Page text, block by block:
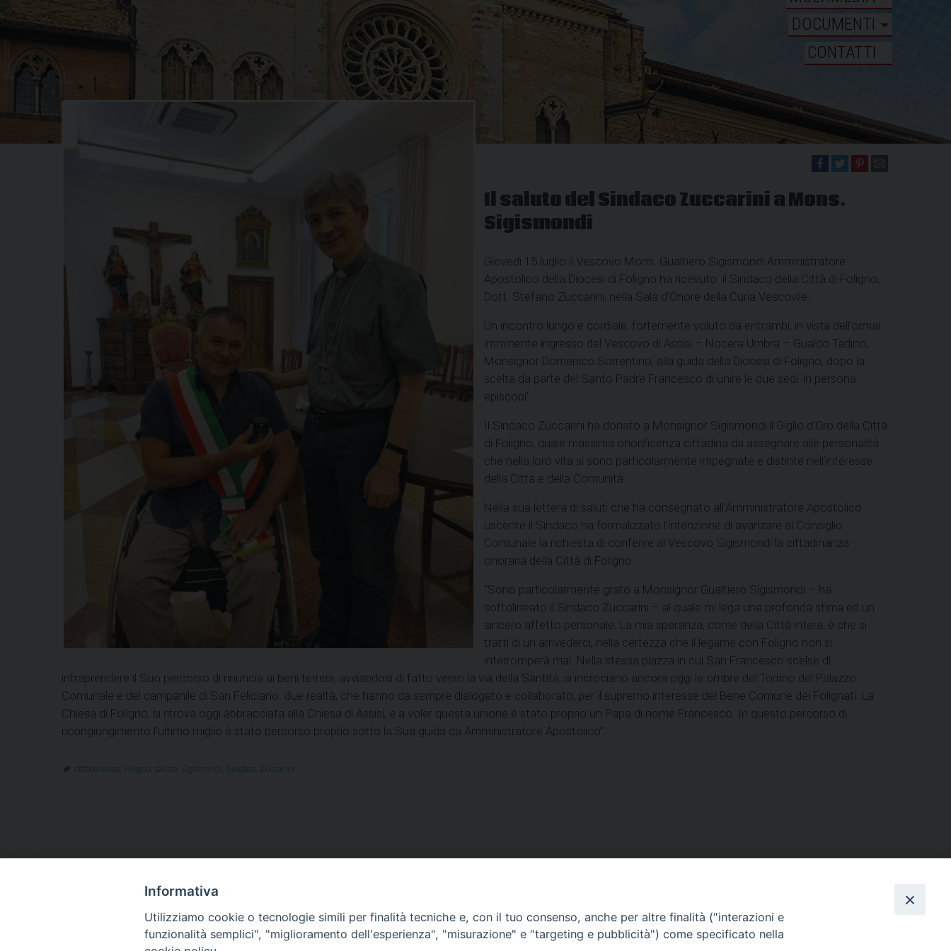
DOCUMENTI
CONTATTI
Il saluto del Sindaco Zuccarini a Mons.
Sigismondi
Giovedì 15 luglio il Vescovo Mons. Gualtiero Sigismondi Amministratore
Apostolico della Diocesi di Foligno ha ricevuto il Sindaco della Città di Foligno,
Dott. Stefano Zuccarini, nella Sala d’Onore della Curia Vescovile.
Un incontro lungo e cordiale, fortemente voluto da entrambi, in vista dell’ormai
imminente ingresso del Vescovo di Assisi – Nocera Umbra – Gualdo Tadino,
Monsignor Domenico Sorrentino, alla guida della Diocesi di Foligno, dopo la
scelta da parte del Santo Padre Francesco di unire le due sedi ‘in persona
episcopi’.
Il Sindaco Zuccarini ha donato a Monsignor Sigismondi il Giglio d’Oro della Città
di Foligno, quale massima onorificenza cittadina da assegnare alle personalità
che nella loro vita si sono particolarmente impegnate e distinte nell’interesse
della Città e della Comunità.
Nella sua lettera di saluti che ha consegnato all’Amministratore Apostolico
uscente il Sindaco ha formalizzato l’intenzione di avanzare al Consiglio
Comunale la richiesta di conferire al Vescovo Sigismondi la cittadinanza
onoraria della Città di Foligno.
“Sono particolarmente grato a Monsignor Gualtiero Sigismondi – ha
sottolineato il Sindaco Zuccarini – al quale mi lega una profonda stima ed un
sincero affetto personale. La mia speranza, come della Città intera, è che si
tratti di un arrivederci, nella certezza che il legame con Foligno non si
interromperà mai. Nella stessa piazza in cui San Francesco scelse di
intraprendere il Suo percorso di rinuncia ai beni terreni, avviandosi di fatto verso la via della Santità, si incrociano ancora oggi le ombre del Torrino del Palazzo
Comunale e del campanile di San Feliciano: due realtà, che hanno da sempre dialogato e collaborato, per il supremo interesse del Bene Comune dei Folignati. La
Chiesa di Foligno, si ritrova oggi abbracciata alla Chiesa di Assisi, e a voler questa unione è stato proprio un Papa di nome Francesco. In questo percorso di
ricongiungimento l’ultimo miglio è stato percorso proprio sotto la Sua guida da Amministratore Apostolico”.
cittadinanza Foligno saluto Sigismondi Sindaco Zuccarini
VESCOVO ORARI MESSE CURIA VESCOVILE TUTELA MINORI UFFICI PASTORALI PERSONE VITA CONSACRATA
Informativa
Utilizziamo cookie o tecnologie simili per finalità tecniche e, con il tuo consenso, anche per altre finalità ("interazioni e
funzionalità semplici", "miglioramento dell'esperienza", "misurazione" e "targeting e pubblicità") come specificato nella